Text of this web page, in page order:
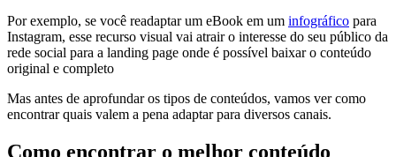
Por exemplo, se você readaptar um eBook em um infográfico para
Instagram, esse recurso visual vai atrair o interesse do seu público da
rede social para a landing page onde é possível baixar o conteúdo
original e completo
Mas antes de aprofundar os tipos de conteúdos, vamos ver como
encontrar quais valem a pena adaptar para diversos canais.
Como encontrar o melhor conteúdo